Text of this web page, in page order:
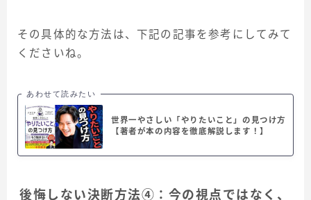
その具体的な方法は、下記の記事を参考にしてみて
くださいね。
あわせて読みたい
世界一やさしい「やりたいこと」の見つけ方
【著者が本の内容を徹底解説します！】
後悔しない決断方法④：今の視点ではなく、